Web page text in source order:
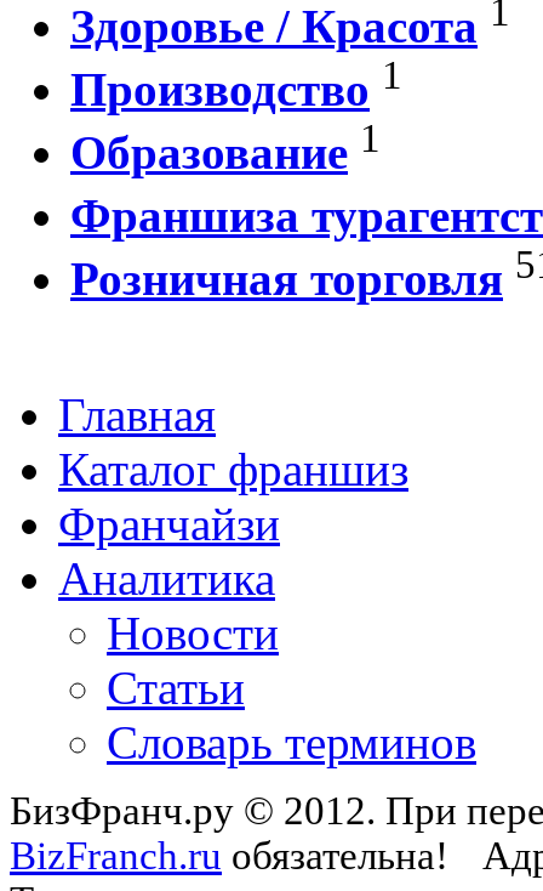
Здоровье / Красота 1
Производство 1
Образование 1
Франшиза
Розничная торговля
Главная
Каталог франшиз
Франчайзи
Аналитика
Новости
Статьи
Словарь терминов
БизФранч.ру © 2012. При
BizFranch.ru обязательна!